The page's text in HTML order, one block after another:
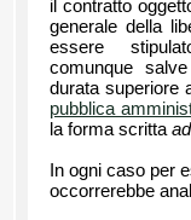
il contratto
generale della
essere
comunque
durata superiore
pubblica
la forma scritta
In ogni caso per
occorrerebbe